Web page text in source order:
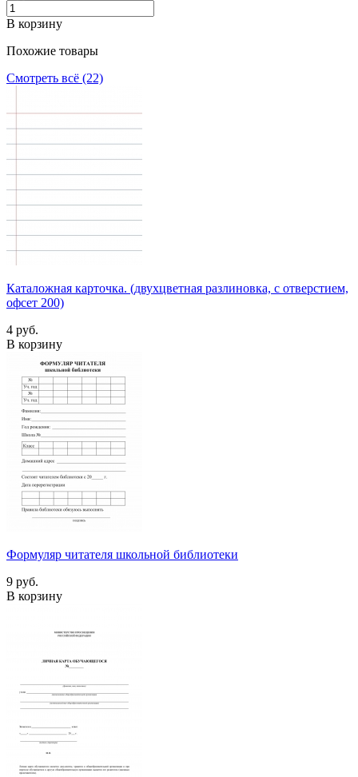
В корзину
Похожие товары
Смотреть всё (22)
Каталожная карточка. (двухцветная разлиновка, с отверстием,
офсет 200)
4 руб.
В корзину
Формуляр читателя школьной библиотеки
9 руб.
В корзину